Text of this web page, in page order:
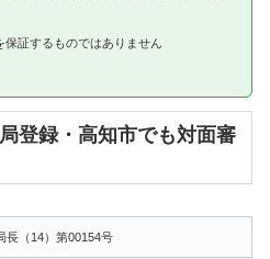
証するものではありません
登録・高知市でも対面審
長（14）第00154号